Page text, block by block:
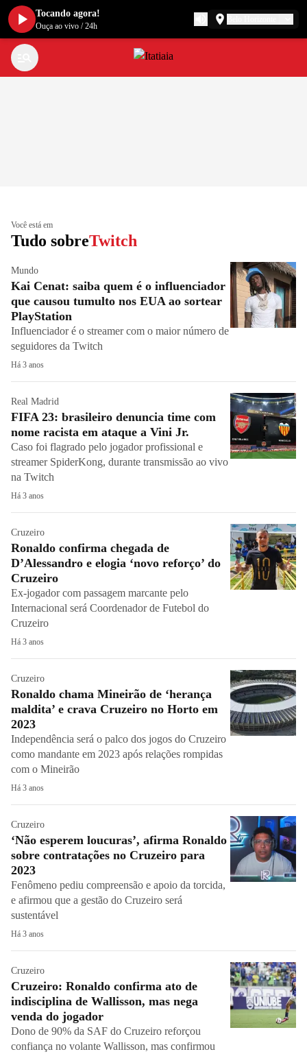
Você está em
Tudo sobreTwitch
Mundo
Kai Cenat: saiba quem é o influenciador
que causou tumulto nos EUA ao sortear
PlayStation
Influenciador é o streamer com o maior número de
seguidores da Twitch
Há 3 anos
Real Madrid
FIFA 23: brasileiro denuncia time com
nome racista em ataque a Vini Jr.
Caso foi flagrado pelo jogador profissional e
streamer SpiderKong, durante transmissão ao vivo
na Twitch
Há 3 anos
Cruzeiro
Ronaldo confirma chegada de
D’Alessandro e elogia ‘novo reforço’ do
Cruzeiro
Ex-jogador com passagem marcante pelo
Internacional será Coordenador de Futebol do
Cruzeiro
Há 3 anos
Cruzeiro
Ronaldo chama Mineirão de ‘herança
maldita’ e crava Cruzeiro no Horto em
2023
Independência será o palco dos jogos do Cruzeiro
como mandante em 2023 após relações rompidas
com o Mineirão
Há 3 anos
Cruzeiro
‘Não esperem loucuras’, afirma Ronaldo
sobre contratações no Cruzeiro para
2023
Fenômeno pediu compreensão e apoio da torcida,
e afirmou que a gestão do Cruzeiro será
sustentável
Há 3 anos
Cruzeiro
Cruzeiro: Ronaldo confirma ato de
indisciplina de Wallisson, mas nega
venda do jogador
Dono de 90% da SAF do Cruzeiro reforçou
confiança no volante Wallisson, mas confirmou
Tocando agora!
Ouça ao vivo /24h